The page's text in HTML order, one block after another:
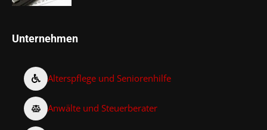
Unternehmen
Alterspflege und Seniorenhilfe
Anwälte und Steuerberater